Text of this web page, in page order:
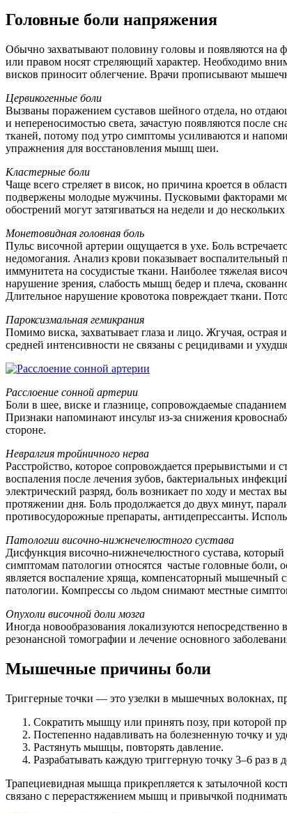
Головные боли напряжения
Обычно захватывают половину головы и появляются на
или правом носят стреляющий характер. Необходимо
висков приносит облегчение. Врачи прописывают
Цервикогенные боли
Вызваны поражением суставов шейного отдела, но
и непереносимостью света, зачастую появляются после
тканей, потому под утро симптомы усиливаются и
упражнения для восстановления мышц шеи.
Кластерные боли
Чаще всего стреляет в висок, но причина кроется в
подвержены молодые мужчины. Пусковыми факторами
обострений могут затягиваться на недели и до
Монетовидная головная боль
Пульс височной артерии ощущается в ухе. Боль
недомогания. Анализ крови показывает воспалительный
иммунитета на сосудистые ткани. Наиболее тяжелая
нарушение зрения, слабость мышц бедер и плеча,
Длительное нарушение кровотока повреждает ткани.
Пароксизмальная гемикрания
Помимо виска, захватывает глаза и лицо. Жгучая,
средней интенсивности не связаны с рецидивами и
Расслоение сонной артерии
Боли в шее, виске и глазнице, сопровождаемые
Признаки напоминают инсульт из-за снижения
стороне.
Невралгия тройничного нерва
Расстройство, которое сопровождается прерывистыми
воспаления после лечения зубов, бактериальных
электрический разряд, боль возникает по ходу и местах
протяжении дня. Боль продолжается до двух минут,
противосудорожные препараты, антидепрессанты.
Патологии височно-нижнечелюстного сустава
Дисфункция височно-нижнечелюстного сустава,
симптомам патологии относятся частые головные
является воспаление хряща, компенсаторный мышечный
патологии. Компрессы со льдом снимают местные
Опухоли височной доли мозга
Иногда новообразования локализуются
резонансной томографии и лечение основного
Мышечные причины боли
Триггерные точки — это узелки в мышечных волокнах,
Сократить мышцу или принять позу, при которой
Постепенно надавливать на болезненную точку и
Растянуть мышцы, повторять давление.
Разрабатывать каждую триггерную точку 3–6 раз в
Трапециевидная мышца прикрепляется к затылочной
связано с перерастяжением мышц и привычкой